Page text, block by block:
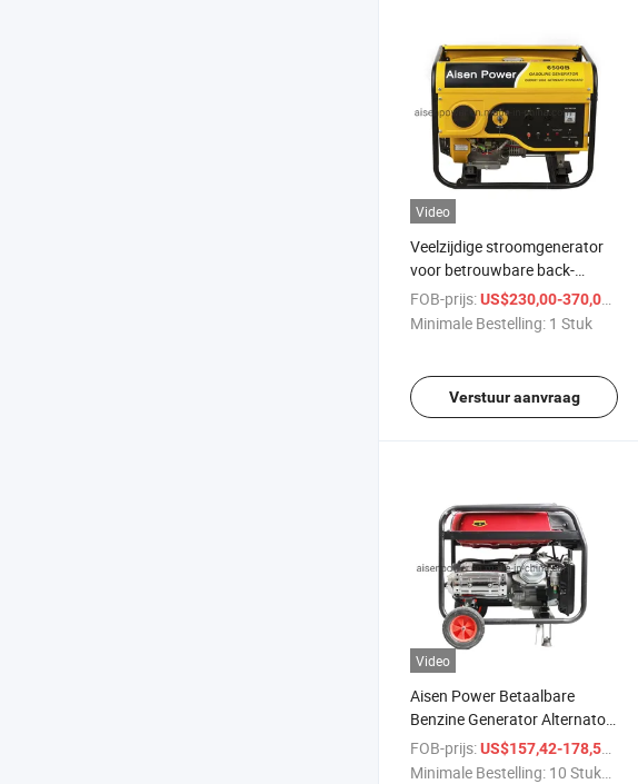
Video
Veelzijdige stroomgenerator
voor betrouwbare back-
upoplossingen
FOB-prijs:US$230,00-370,00
Minimale Bestelling: 1 Stuk
Verstuur aanvraag
Video
Aisen Power Betaalbare
Benzine Generator Alternator
voor Groothandel
FOB-prijs:US$157,42-178,53
Minimale Bestelling: 10 Stukken